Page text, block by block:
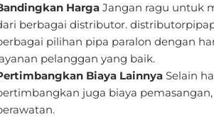
Harga Jangan ragu untuk
berbagai distributor.
pilihan pipa paralon dengan
pelanggan yang baik.
Biaya Lainnya Selain
juga biaya